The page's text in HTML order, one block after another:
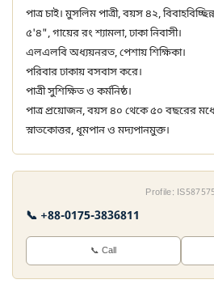
পাত্র চাই। মুসলিম পাত্রী, বয়স ৪২,
৫'৪", গায়ের রং শ্যামলা, ঢাকা নিবাসী।
এলএলবি অধ্যয়নরত, পেশায় শিক্ষিকা।
পরিবার ঢাকায় বসবাস করে।
পাত্রী সুশিক্ষিত ও কর্মনিষ্ঠ।
পাত্র প্রয়োজন, বয়স ৪০ থেকে ৫০ বছরের
স্নাতকোত্তর, ধূমপান ও মদ্যপানমুক্ত।
Profile: IS587575
📞 +88-0175-3836811
📞 Call